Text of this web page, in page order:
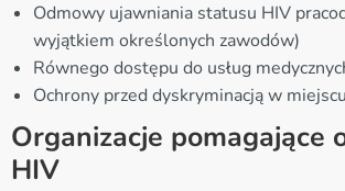
Odmowy ujawniania statusu HIV
wyjątkiem określonych zawodów)
Równego dostępu do usług
Ochrony przed dyskryminacją w
Organizacje pomagające
HIV